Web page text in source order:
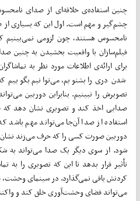
چنین استفاده‌ی خلاقه‌ای از صدای
چشم‌گیر و مهم است. اول این که بسیاری
نامحسوس هستند، چون لزومی نمی‌بینیم
فیلم‌سازان با واقعیت بخشیدن به چنین
برای ارائه‌ی اطلاعات مورد نظر به
شدن دری را بشنویم، می‌توانیم بگوییم
تصویرش را نبینیم. بنابراین دوربین
صدایی اخذ کند و تصویری نشان دهد که
استفاده از صدا آن‌جا می‌تواند مهم باشد
دوربین صورت کسی را که حرف می‌زند نشان
شود. از سوی دیگر یک صدا می‌تواند به
تأثیر قرار بدهد تا این که تصویری را به
کردنش باقی نمی‌گذارد. در سینمای وحشت،
می‌تواند فضای وحشت‌آوری خلق کند و